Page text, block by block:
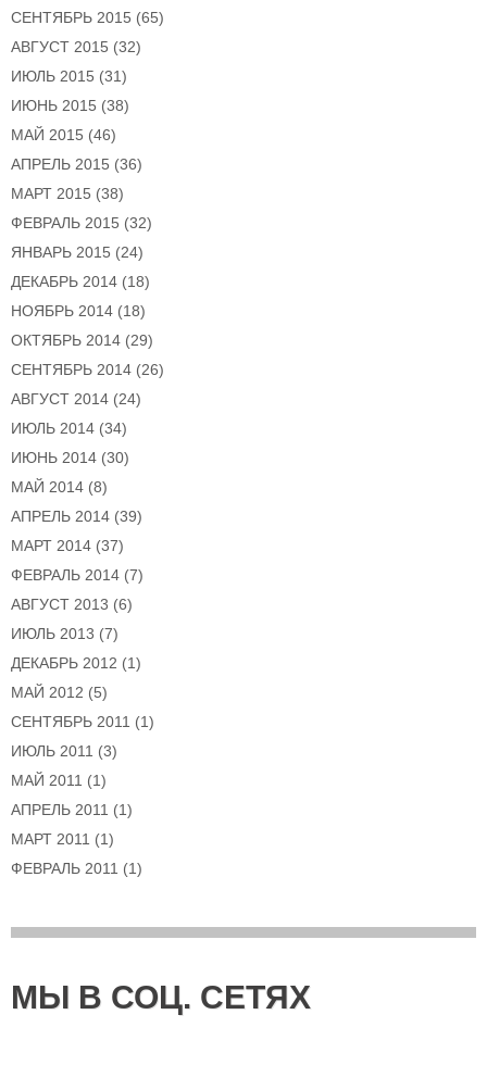
СЕНТЯБРЬ 2015 (65)
АВГУСТ 2015 (32)
ИЮЛЬ 2015 (31)
ИЮНЬ 2015 (38)
МАЙ 2015 (46)
АПРЕЛЬ 2015 (36)
МАРТ 2015 (38)
ФЕВРАЛЬ 2015 (32)
ЯНВАРЬ 2015 (24)
ДЕКАБРЬ 2014 (18)
НОЯБРЬ 2014 (18)
ОКТЯБРЬ 2014 (29)
СЕНТЯБРЬ 2014 (26)
АВГУСТ 2014 (24)
ИЮЛЬ 2014 (34)
ИЮНЬ 2014 (30)
МАЙ 2014 (8)
АПРЕЛЬ 2014 (39)
МАРТ 2014 (37)
ФЕВРАЛЬ 2014 (7)
АВГУСТ 2013 (6)
ИЮЛЬ 2013 (7)
ДЕКАБРЬ 2012 (1)
МАЙ 2012 (5)
СЕНТЯБРЬ 2011 (1)
ИЮЛЬ 2011 (3)
МАЙ 2011 (1)
АПРЕЛЬ 2011 (1)
МАРТ 2011 (1)
ФЕВРАЛЬ 2011 (1)
МЫ В СОЦ. СЕТЯХ